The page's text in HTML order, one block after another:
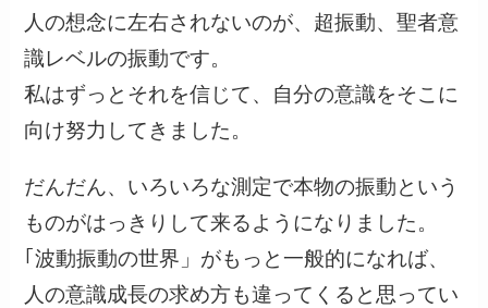
人の想念に左右されないのが、超振動、聖者意
識レベルの振動です。
私はずっとそれを信じて、自分の意識をそこに
向け努力してきました。
だんだん、いろいろな測定で本物の振動という
ものがはっきりして来るようになりました。
｢波動振動の世界」がもっと一般的になれば、
人の意識成長の求め方も違ってくると思ってい